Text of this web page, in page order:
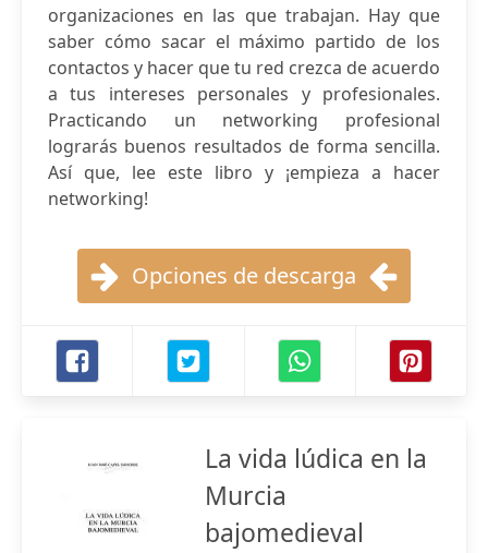
organizaciones en las que trabajan. Hay que
saber cómo sacar el máximo partido de los
contactos y hacer que tu red crezca de acuerdo
a tus intereses personales y profesionales.
Practicando un networking profesional
lograrás buenos resultados de forma sencilla.
Así que, lee este libro y ¡empieza a hacer
networking!
Opciones de descarga
La vida lúdica en la
Murcia
bajomedieval